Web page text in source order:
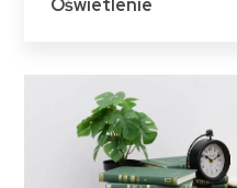
Oświetlenie